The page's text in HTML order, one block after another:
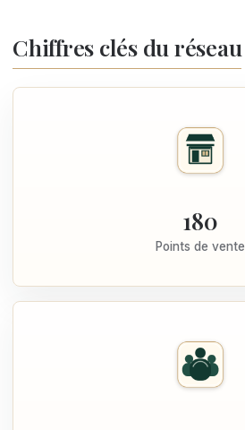
Chiffres clés du réseau
180
Points de vente